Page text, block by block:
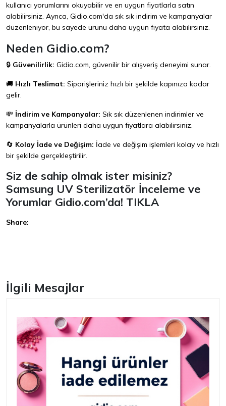
kullanıcı yorumlarını okuyabilir ve en uygun fiyatlarla satın
alabilirsiniz. Ayrıca, Gidio.com'da sık sık indirim ve kampanyalar
düzenleniyor, bu sayede ürünü daha uygun fiyata alabilirsiniz.
Neden Gidio.com?
🔒 Güvenilirlik: Gidio.com, güvenilir bir alışveriş deneyimi sunar.
🚚 Hızlı Teslimat: Siparişleriniz hızlı bir şekilde kapınıza kadar
gelir.
💸 İndirim ve Kampanyalar: Sık sık düzenlenen indirimler ve
kampanyalarla ürünleri daha uygun fiyatlara alabilirsiniz.
🔄 Kolay İade ve Değişim: İade ve değişim işlemleri kolay ve hızlı
bir şekilde gerçekleştirilir.
Siz de sahip olmak ister misiniz?
Samsung UV Sterilizatör İnceleme ve
Yorumlar Gidio.com’da! TIKLA
Share:
İlgili Mesajlar